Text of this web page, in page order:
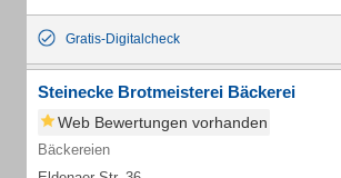
Gratis-Digitalcheck
Steinecke Brotmeisterei Bäckerei
Web Bewertungen vorhanden
Bäckereien